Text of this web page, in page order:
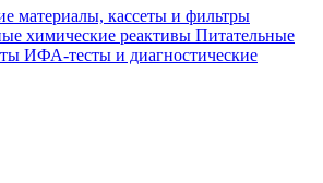
материалы, кассеты и фильтры
химические реактивы Питательные
ИФА-тесты и диагностические